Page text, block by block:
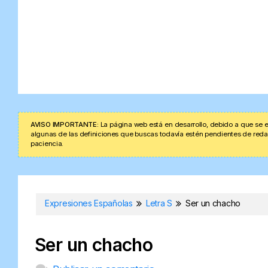
AVISO IMPORTANTE: La página web está en desarrollo, debido a que
algunas de las definiciones que buscas todavía estén pendientes de
paciencia.
Expresiones Españolas Letra S Ser un chacho
Ser un chacho